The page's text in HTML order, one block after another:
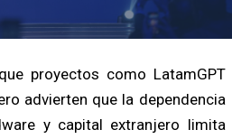
proyectos como LatamGPT
advierten que la dependencia
y capital extranjero limita